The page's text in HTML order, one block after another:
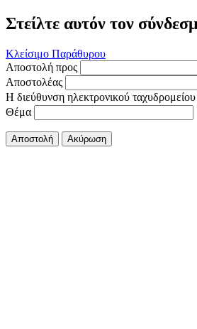
Στείλτε αυτόν τον
Κλείσιμο Παράθυρου
Αποστολή προς
Αποστολέας
Η διεύθυνση ηλεκτρονικού
Θέμα
Αποστολή Ακύρωση